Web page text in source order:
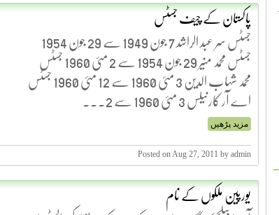
پاکستان کے چیف جسٹس
جسٹس سر عبد الراشد 7 جون 1949 سے 29 جون 1954
جسٹس محمد منیر 29 جون 1954 سے 2 مئی 1960 جسٹس
محمد شہاب الدین 3 مئی 1960 سے 12 مئی 1960 جسٹس
اے آر کارنیلس 3 مئی 1960 سے 2...
مزید پڑھیں
Posted on Aug 27, 2011 by admin
یورپین ملکوں کے نام